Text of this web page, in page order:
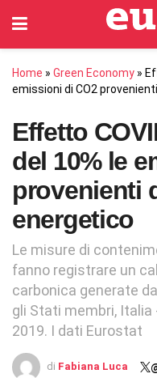
Home » Green Economy »
emissioni di CO2
Effetto
del 10% le
provenienti
energetico
Le misure di
fanno registrare un
carbonica generate
gli Stati membri, Italia
2019. I dati Eurostat
di Fabiana Luca